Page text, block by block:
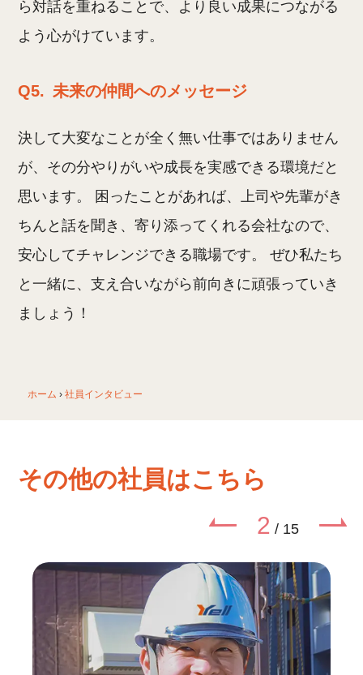
ら対話を重ねることで、より良い成果につながる
よう心がけています。
Q5. 未来の仲間へのメッセージ
決して大変なことが全く無い仕事ではありません
が、その分やりがいや成長を実感できる環境だと
思います。 困ったことがあれば、上司や先輩がき
ちんと話を聞き、寄り添ってくれる会社なので、
安心してチャレンジできる職場です。 ぜひ私たち
と一緒に、支え合いながら前向きに頑張っていき
ましょう！
ホーム › 社員インタビュー
その他の社員はこちら
2 / 15